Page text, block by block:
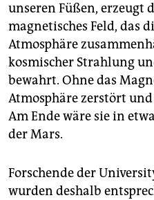
unseren Füßen, erzeugt
magnetisches Feld, das
Atmosphäre
kosmischer Strahlung
bewahrt. Ohne das
Atmosphäre zerstört
Am Ende wäre sie in
der Mars.
Forschende der
wurden deshalb